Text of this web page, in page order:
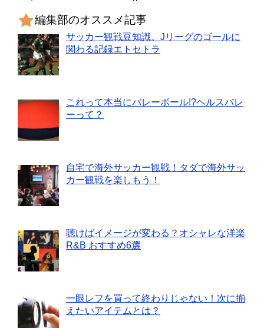
編集部のオススメ記事
サッカー観戦豆知識。Jリーグのゴールに
関わる記録エトセトラ
これって本当にバレーボール!?ヘルスバレ
ーって？
自宅で海外サッカー観戦！タダで海外サッ
カー観戦を楽しもう！
聴けばイメージが変わる？オシャレな洋楽
R&B おすすめ6選
一眼レフを買って終わりじゃない！次に揃
えたいアイテムとは？